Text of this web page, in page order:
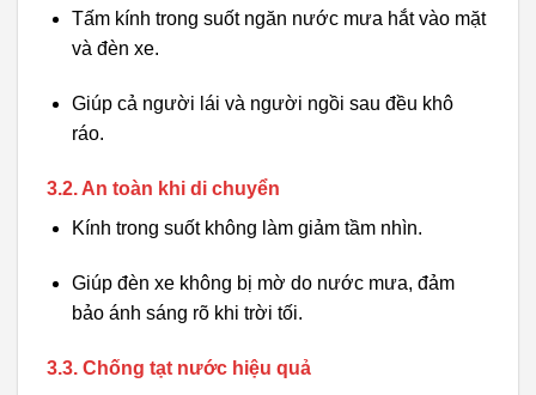
Tấm kính trong suốt ngăn nước mưa hắt vào mặt
và đèn xe.
Giúp cả người lái và người ngồi sau đều khô
ráo.
3.2. An toàn khi di chuyển
Kính trong suốt không làm giảm tầm nhìn.
Giúp đèn xe không bị mờ do nước mưa, đảm
bảo ánh sáng rõ khi trời tối.
3.3. Chống tạt nước hiệu quả